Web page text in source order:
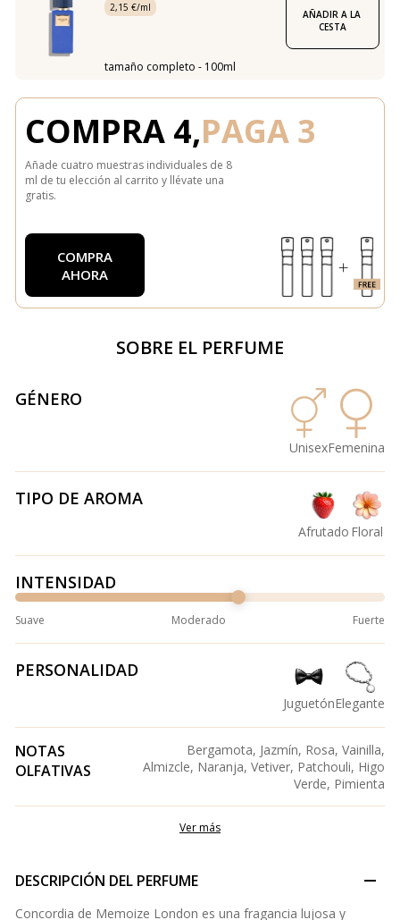
2,15 €/ml
tamaño completo - 100ml
AÑADIR A LA
CESTA
COMPRA 4,PAGA 3
Añade cuatro muestras individuales de 8
ml de tu elección al carrito y llévate una
gratis.
COMPRA
AHORA
SOBRE EL PERFUME
GÉNERO
UnisexFemenina
TIPO DE AROMA
Afrutado Floral
INTENSIDAD
Suave Moderado Fuerte
PERSONALIDAD
JuguetónElegante
NOTAS
OLFATIVAS
Bergamota, Jazmín, Rosa, Vainilla,
Almizcle, Naranja, Vetiver, Patchouli, Higo
Verde, Pimienta
Ver más
DESCRIPCIÓN DEL PERFUME
Concordia de Memoize London es una fragancia lujosa y